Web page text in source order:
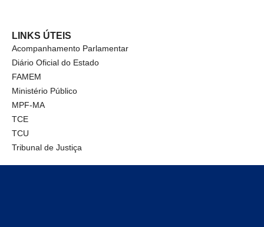
LINKS ÚTEIS
Acompanhamento Parlamentar
Diário Oficial do Estado
FAMEM
Ministério Público
MPF-MA
TCE
TCU
Tribunal de Justiça